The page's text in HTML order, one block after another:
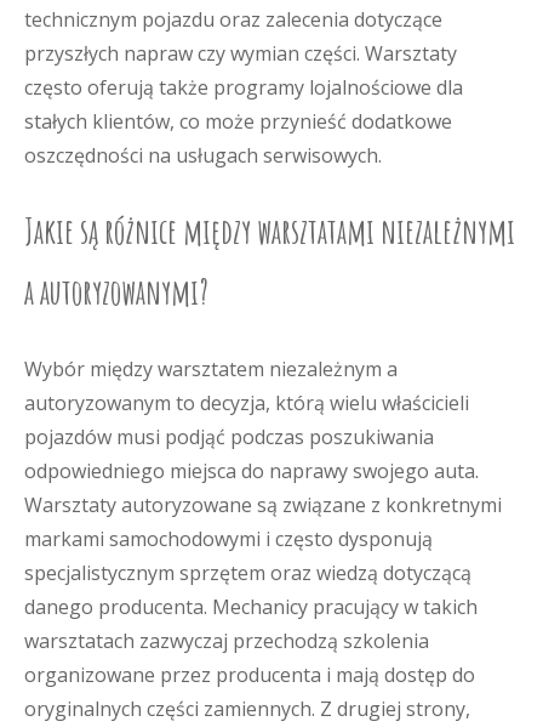
technicznym pojazdu oraz zalecenia dotyczące
przyszłych napraw czy wymian części. Warsztaty
często oferują także programy lojalnościowe dla
stałych klientów, co może przynieść dodatkowe
oszczędności na usługach serwisowych.
Jakie są różnice między warsztatami niezależnymi
a autoryzowanymi?
Wybór między warsztatem niezależnym a
autoryzowanym to decyzja, którą wielu właścicieli
pojazdów musi podjąć podczas poszukiwania
odpowiedniego miejsca do naprawy swojego auta.
Warsztaty autoryzowane są związane z konkretnymi
markami samochodowymi i często dysponują
specjalistycznym sprzętem oraz wiedzą dotyczącą
danego producenta. Mechanicy pracujący w takich
warsztatach zazwyczaj przechodzą szkolenia
organizowane przez producenta i mają dostęp do
oryginalnych części zamiennych. Z drugiej strony,